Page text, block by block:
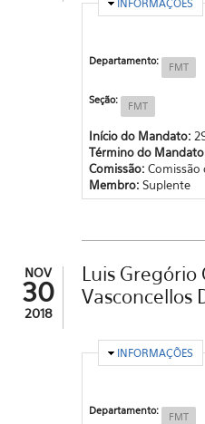
OCULTAR
INFORMAÇÕES
Departamento: FMT
Seção: FMT
Início do Mandato:
Término do
Comissão: Comissão
Membro: Suplente
NOV
30
2018
Luis Gregório
Vasconcellos
OCULTAR
INFORMAÇÕES
Departamento: FMT